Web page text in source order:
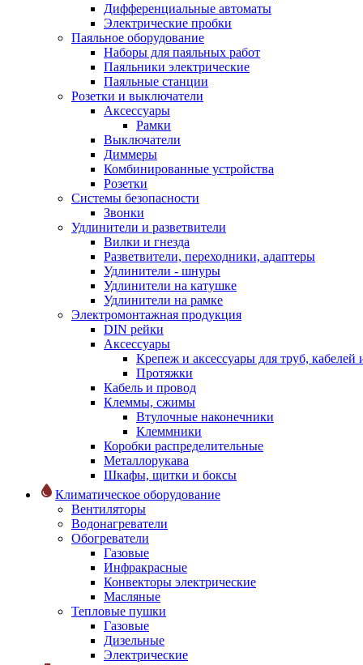
Дифференциальные автоматы
Электрические пробки
Паяльное оборудование
Наборы для паяльных работ
Паяльники электрические
Паяльные станции
Розетки и выключатели
Аксессуары
Рамки
Выключатели
Диммеры
Комбинированные устройства
Розетки
Системы безопасности
Звонки
Удлинители и разветвители
Вилки и гнезда
Разветвители, переходники, адаптеры
Удлинители - шнуры
Удлинители на катушке
Удлинители на рамке
Электромонтажная продукция
DIN рейки
Аксессуары
Крепеж и аксессуары для труб, кабелей
Протяжки
Кабель и провод
Клеммы, сжимы
Втулочные наконечники
Клеммники
Коробки распределительные
Металлорукава
Шкафы, щитки и боксы
Климатическое оборудование
Вентиляторы
Водонагреватели
Обогреватели
Газовые
Инфракрасные
Конвекторы электрические
Масляные
Тепловые пушки
Газовые
Дизельные
Электрические